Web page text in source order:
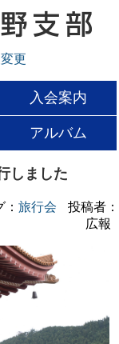
更
入会案内
アルバム
しました
： 旅行会
投稿者：
広報